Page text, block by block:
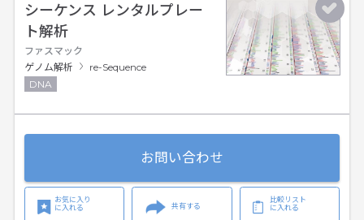
シーケンス レンタルプレー
ト解析
ファスマック
ゲノム解析
re-Sequence
DNA
お問い合わせ
お気に入り
に入れる
共有する
比較リスト
に入れる